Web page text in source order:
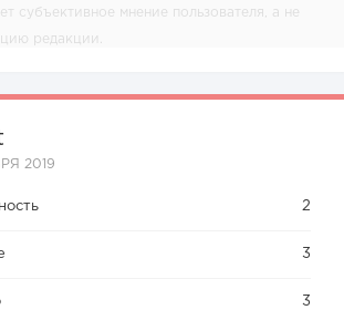
субъективное мнение пользователя, а не
редакции.
2019
2
3
3